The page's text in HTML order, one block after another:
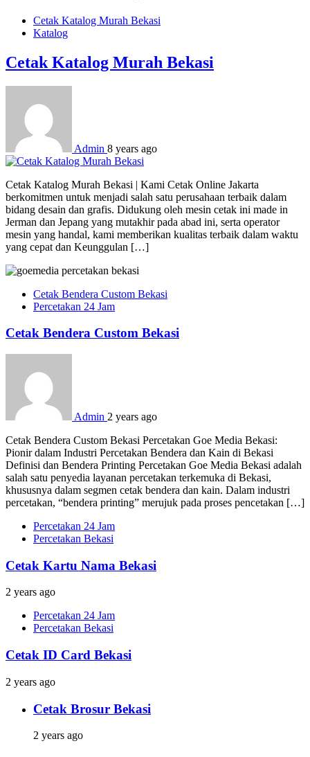
Cetak Katalog Murah Bekasi
Katalog
Cetak Katalog Murah Bekasi
Admin 8 years ago
Cetak Katalog Murah Bekasi | Kami Cetak Online Jakarta
berkomitmen untuk menjadi salah satu perusahaan terbaik dalam
bidang desain dan grafis. Didukung oleh mesin cetak ini made in
Jerman dan Jepang yang mutakhir pada abad ini, serta operator
mesin yang handal, kami memberikan kualitas terbaik dalam waktu
yang cepat dan Keunggulan […]
Cetak Bendera Custom Bekasi
Percetakan 24 Jam
Cetak Bendera Custom Bekasi
Admin 2 years ago
Cetak Bendera Custom Bekasi Percetakan Goe Media Bekasi:
Pionir dalam Industri Percetakan Bendera dan Kain di Bekasi
Definisi dan Bendera Printing Percetakan Goe Media Bekasi adalah
salah satu penyedia layanan percetakan terkemuka di Bekasi,
khususnya dalam segmen cetak bendera dan kain. Dalam industri
percetakan, “bendera printing” merujuk pada proses pencetakan […]
Percetakan 24 Jam
Percetakan Bekasi
Cetak Kartu Nama Bekasi
2 years ago
Percetakan 24 Jam
Percetakan Bekasi
Cetak ID Card Bekasi
2 years ago
Cetak Brosur Bekasi
2 years ago